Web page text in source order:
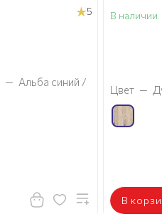
5
— Альба синий /
В наличии
Цвет —
В